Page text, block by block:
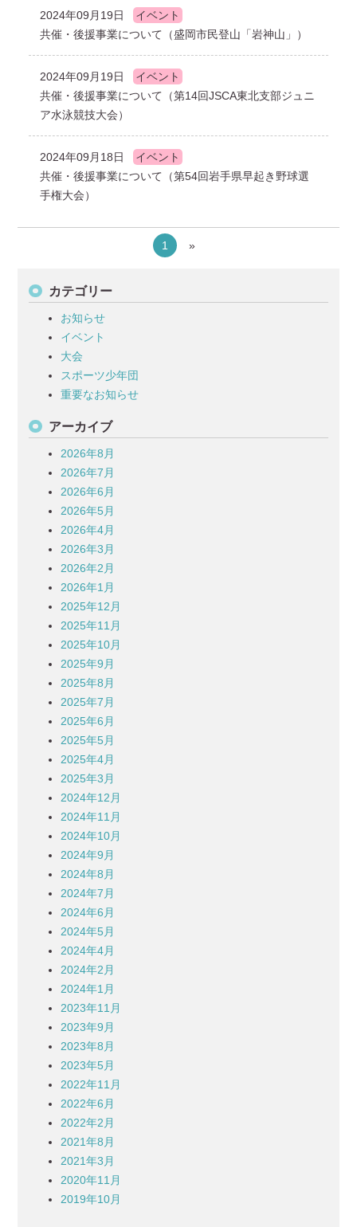
2024年09月19日
イベント
共催・後援事業について（盛岡市民登山「岩神山」）
2024年09月19日
イベント
共催・後援事業について（第14回JSCA東北支部ジュニ
ア水泳競技大会）
2024年09月18日
イベント
共催・後援事業について（第54回岩手県早起き野球選
手権大会）
1 »
カテゴリー
お知らせ
イベント
大会
スポーツ少年団
重要なお知らせ
アーカイブ
2026年8月
2026年7月
2026年6月
2026年5月
2026年4月
2026年3月
2026年2月
2026年1月
2025年12月
2025年11月
2025年10月
2025年9月
2025年8月
2025年7月
2025年6月
2025年5月
2025年4月
2025年3月
2024年12月
2024年11月
2024年10月
2024年9月
2024年8月
2024年7月
2024年6月
2024年5月
2024年4月
2024年2月
2024年1月
2023年11月
2023年9月
2023年8月
2023年5月
2022年11月
2022年6月
2022年2月
2021年8月
2021年3月
2020年11月
2019年10月